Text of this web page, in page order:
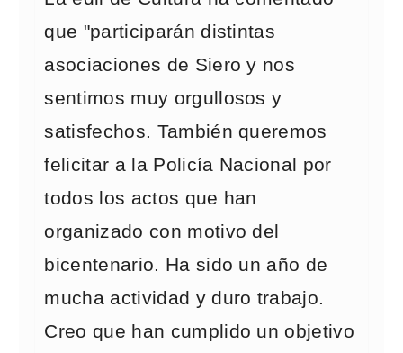
que "participarán distintas
asociaciones de Siero y nos
sentimos muy orgullosos y
satisfechos. También queremos
felicitar a la Policía Nacional por
todos los actos que han
organizado con motivo del
bicentenario. Ha sido un año de
mucha actividad y duro trabajo.
Creo que han cumplido un objetivo